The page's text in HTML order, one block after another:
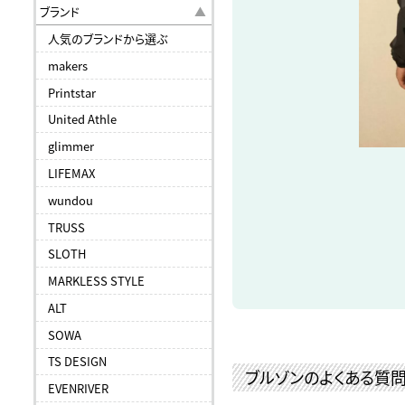
ブランド
人気のブランドから選ぶ
makers
Printstar
United Athle
glimmer
LIFEMAX
wundou
TRUSS
SLOTH
MARKLESS STYLE
ALT
SOWA
TS DESIGN
EVENRIVER
ブルゾンのよくある質